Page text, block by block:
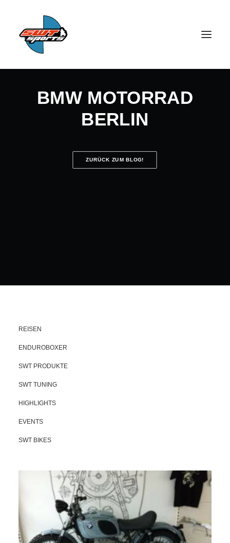
SEARCH
BMW MOTORRAD
BERLIN
ZURÜCK ZUM BLOG!
REISEN
ENDUROBOXER
SWT PRODUKTE
SWT TUNING
HIGHLIGHTS
EVENTS
SWT BIKES